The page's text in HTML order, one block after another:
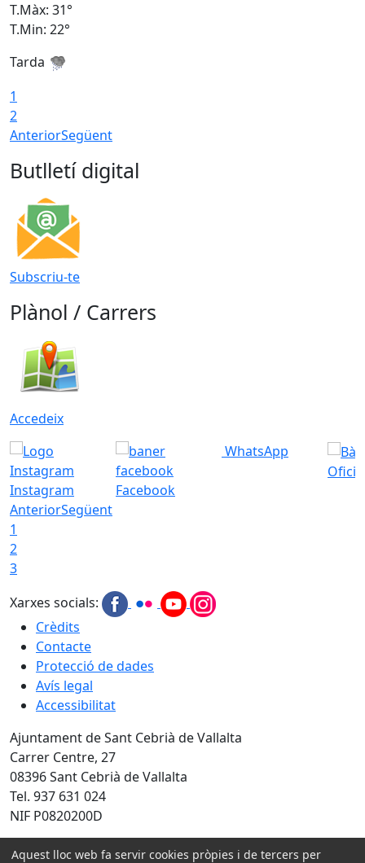
T.Màx: 31°
T.Min: 22°
Tarda
1
2
AnteriorSegüent
Butlletí digital
Subscriu-te
Plànol / Carrers
Accedeix
Instagram Facebook
WhatsApp
AnteriorSegüent
1
2
3
Xarxes socials:
Crèdits
Contacte
Protecció de dades
Avís legal
Accessibilitat
Ajuntament de Sant Cebrià de Vallalta
Carrer Centre, 27
08396 Sant Cebrià de Vallalta
Tel. 937 631 024
NIF P0820200D
Amb la col·laboració de:
Aquest lloc web fa servir cookies pròpies i de tercers per